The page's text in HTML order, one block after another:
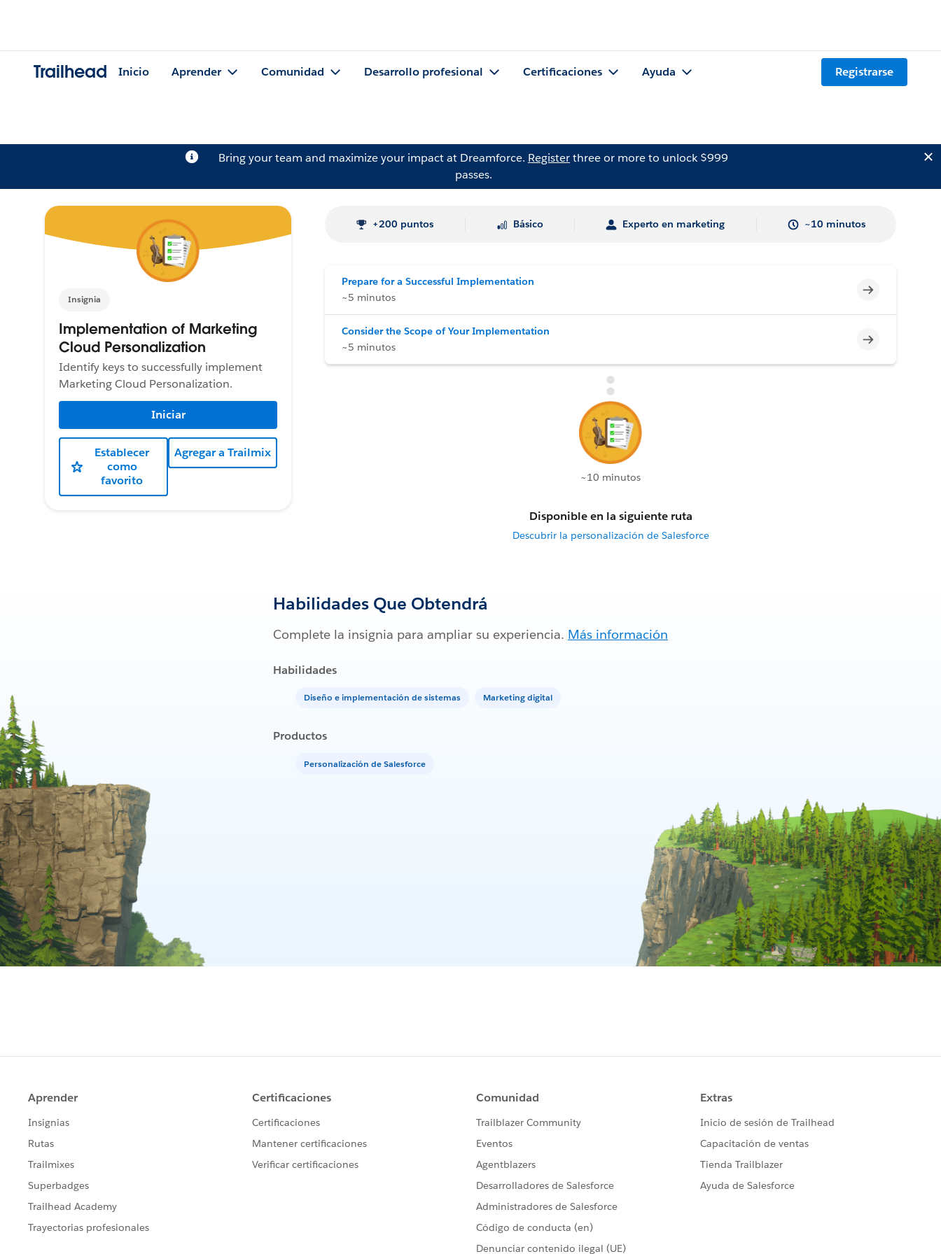
Trailhead Inicio Aprender Comunidad Desarrollo profesional Certificaciones Ayuda Registrarse
Bring your team and maximize your impact at Dreamforce. Registerthree or more to unlock $999
passes.
Insignia
Implementation of Marketing
Cloud Personalization
Identify keys to successfully implement
Marketing Cloud Personalization.
Iniciar
Establecer
como
favorito
Agregar a Trailmix
+200 puntos Básico Experto en marketing ~10 minutos
Prepare for a Successful Implementation
~5 minutos
Incompleto
Consider the Scope of Your Implementation
~5 minutos
Incompleto
~10 minutos
Disponible en la siguiente ruta
Descubrir la personalización de Salesforce
Habilidades Que Obtendrá
Complete la insignia para ampliar su experiencia. Más información
Habilidades
Diseño e implementación de sistemas Marketing digital
Productos
Personalización de Salesforce